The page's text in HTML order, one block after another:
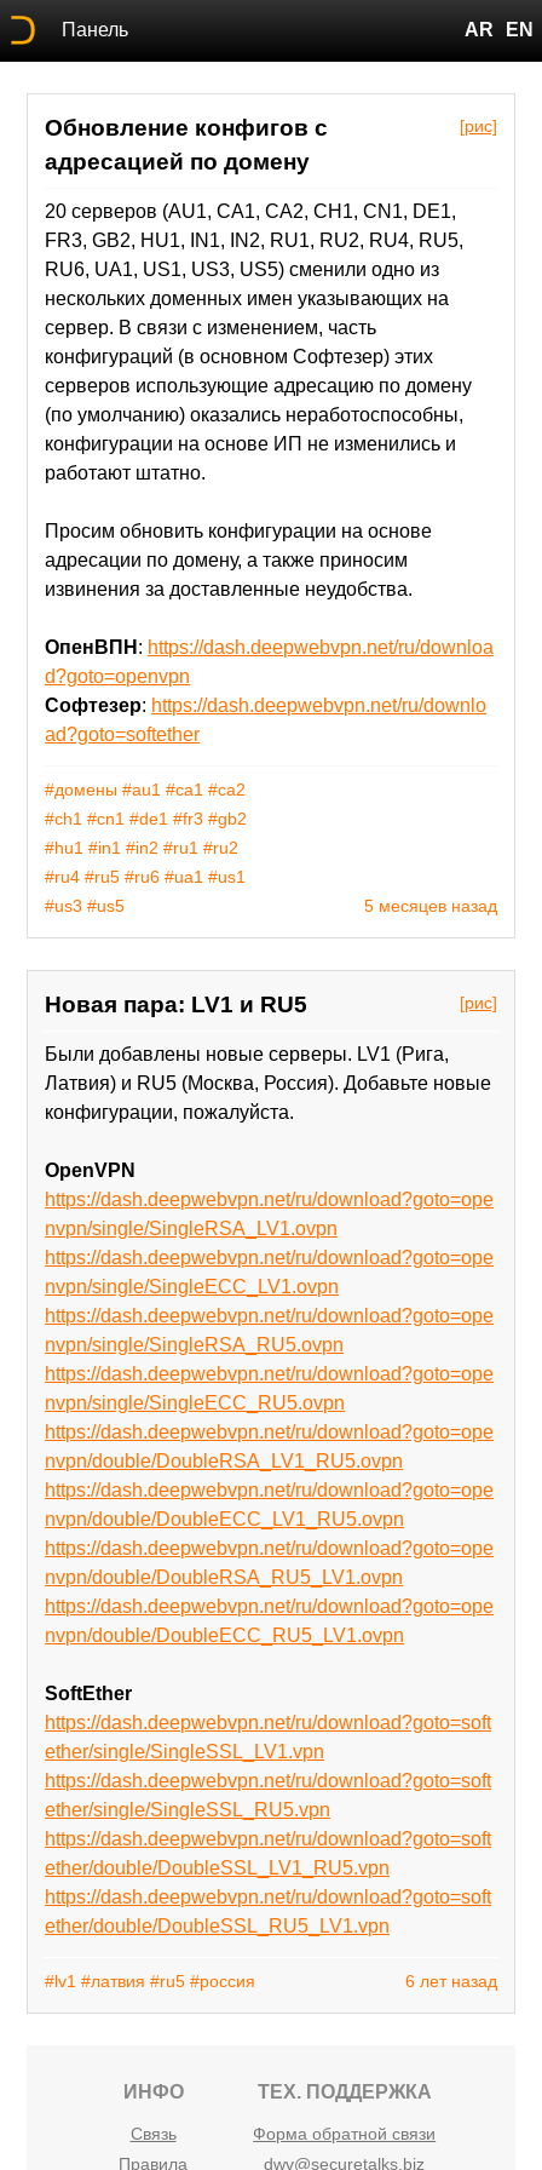
Панель AR EN
[рис]
Обновление конфигов с
адресацией по домену
20 серверов (AU1, CA1, CA2, CH1, CN1, DE1,
FR3, GB2, HU1, IN1, IN2, RU1, RU2, RU4, RU5,
RU6, UA1, US1, US3, US5) сменили одно из
нескольких доменных имен указывающих на
сервер. В связи с изменением, часть
конфигураций (в основном Софтезер) этих
серверов использующие адресацию по домену
(по умолчанию) оказались неработоспособны,
конфигурации на основе ИП не изменились и
работают штатно.
Просим обновить конфигурации на основе
адресации по домену, а также приносим
извинения за доставленные неудобства.
ОпенВПН : https://dash.deepwebvpn.net/ru/downloa
d?goto=openvpn
Софтезер: https://dash.deepwebvpn.net/ru/downlo
ad?goto=softether
5 месяцев назад
#домены #au1 #ca1 #ca2
#ch1 #cn1 #de1 #fr3 #gb2
#hu1 #in1 #in2 #ru1 #ru2
#ru4 #ru5 #ru6 #ua1 #us1
#us3 #us5
[рис]
Новая пара: LV1 и RU5
Были добавлены новые серверы. LV1 (Рига,
Латвия) и RU5 (Москва, Россия). Добавьте новые
конфигурации, пожалуйста.
OpenVPN
https://dash.deepwebvpn.net/ru/download?goto=ope
nvpn/single/SingleRSA_LV1.ovpn
https://dash.deepwebvpn.net/ru/download?goto=ope
nvpn/single/SingleECC_LV1.ovpn
https://dash.deepwebvpn.net/ru/download?goto=ope
nvpn/single/SingleRSA_RU5.ovpn
https://dash.deepwebvpn.net/ru/download?goto=ope
nvpn/single/SingleECC_RU5.ovpn
https://dash.deepwebvpn.net/ru/download?goto=ope
nvpn/double/DoubleRSA_LV1_RU5.ovpn
https://dash.deepwebvpn.net/ru/download?goto=ope
nvpn/double/DoubleECC_LV1_RU5.ovpn
https://dash.deepwebvpn.net/ru/download?goto=ope
nvpn/double/DoubleRSA_RU5_LV1.ovpn
https://dash.deepwebvpn.net/ru/download?goto=ope
nvpn/double/DoubleECC_RU5_LV1.ovpn
SoftEther
https://dash.deepwebvpn.net/ru/download?goto=soft
ether/single/SingleSSL_LV1.vpn
https://dash.deepwebvpn.net/ru/download?goto=soft
ether/single/SingleSSL_RU5.vpn
https://dash.deepwebvpn.net/ru/download?goto=soft
ether/double/DoubleSSL_LV1_RU5.vpn
https://dash.deepwebvpn.net/ru/download?goto=soft
ether/double/DoubleSSL_RU5_LV1.vpn
6 лет назад
#lv1 #латвия #ru5 #россия
ИНФО
Связь
Правила
ТЕХ. ПОДДЕРЖКА
Форма обратной связи
dwv@securetalks.biz